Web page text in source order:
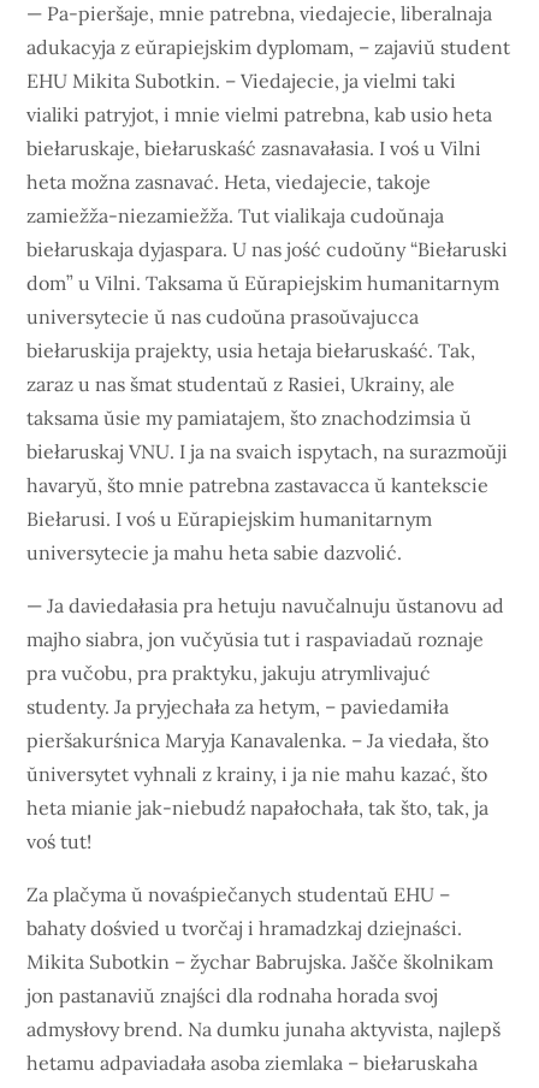
— Pa-pieršaje, mnie patrebna, viedajecie, liberalnaja
adukacyja z eŭrapiejskim dyplomam, – zajaviŭ student
EHU Mikita Subotkin. – Viedajecie, ja vielmi taki
vialiki patryjot, i mnie vielmi patrebna, kab usio heta
biełaruskaje, biełaruskaść zasnavałasia. I voś u Vilni
heta možna zasnavać. Heta, viedajecie, takoje
zamiežža-niezamiežža. Tut vialikaja cudoŭnaja
biełaruskaja dyjaspara. U nas jość cudoŭny “Biełaruski
dom” u Vilni. Taksama ŭ Eŭrapiejskim humanitarnym
universytecie ŭ nas cudoŭna prasoŭvajucca
biełaruskija prajekty, usia hetaja biełaruskaść. Tak,
zaraz u nas šmat studentaŭ z Rasiei, Ukrainy, ale
taksama ŭsie my pamiatajem, što znachodzimsia ŭ
biełaruskaj VNU. I ja na svaich ispytach, na surazmoŭji
havaryŭ, što mnie patrebna zastavacca ŭ kantekscie
Biełarusi. I voś u Eŭrapiejskim humanitarnym
universytecie ja mahu heta sabie dazvolić.
— Ja daviedałasia pra hetuju navučalnuju ŭstanovu ad
majho siabra, jon vučyŭsia tut i raspaviadaŭ roznaje
pra vučobu, pra praktyku, jakuju atrymlivajuć
studenty. Ja pryjechała za hetym, – paviedamiła
pieršakurśnica Maryja Kanavalenka. – Ja viedała, što
ŭniversytet vyhnali z krainy, i ja nie mahu kazać, što
heta mianie jak-niebudź napałochała, tak što, tak, ja
voś tut!
Za plačyma ŭ novaśpiečanych studentaŭ EHU –
bahaty dośvied u tvorčaj i hramadzkaj dziejnaści.
Mikita Subotkin – žychar Babrujska. Jašče školnikam
jon pastanaviŭ znajści dla rodnaha horada svoj
admysłovy brend. Na dumku junaha aktyvista, najlepš
hetamu adpaviadała asoba ziemlaka – biełaruskaha